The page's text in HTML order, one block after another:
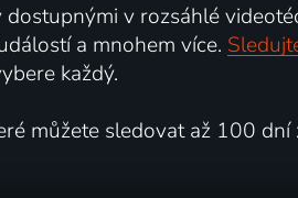
v rozsáhlé
a mnohem více.
každý.
můžete sledovat až 100